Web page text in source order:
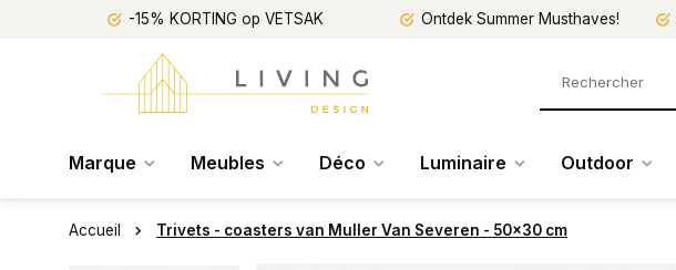
-15% KORTING op VETSAK Ontdek Summer Musthaves!
Marque Meubles Déco Luminaire Outdoor
Accueil Trivets - coasters van Muller Van Severen - 50x30 cm